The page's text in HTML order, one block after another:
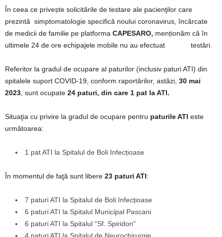
În ceea ce privește solicitările de testare ale pacienţilor care
prezintă simptomatologie specifică noului coronavirus, încărcate
de medicii de familie pe platforma CAPESARO, menționăm că în
ultimele 24 de ore echipajele mobile nu au efectuat testări.
Referitor la gradul de ocupare al paturilor (inclusiv paturi ATI) din
spitalele suport COVID-19, conform raportărilor, astăzi, 30 mai
2023 , sunt ocupate 24 paturi, din care 1 pat la ATI.
Situaţia cu privire la gradul de ocupare pentru paturile ATI este
următoarea:
1 pat ATI la Spitalul de Boli Infecțioase
În momentul de faţă sunt libere 23 paturi ATI:
7 paturi ATI la Spitalul de Boli Infecțioase
6 paturi ATI la Spitalul Municipal Pascani
6 paturi ATI la Spitalul “Sf. Spiridon”